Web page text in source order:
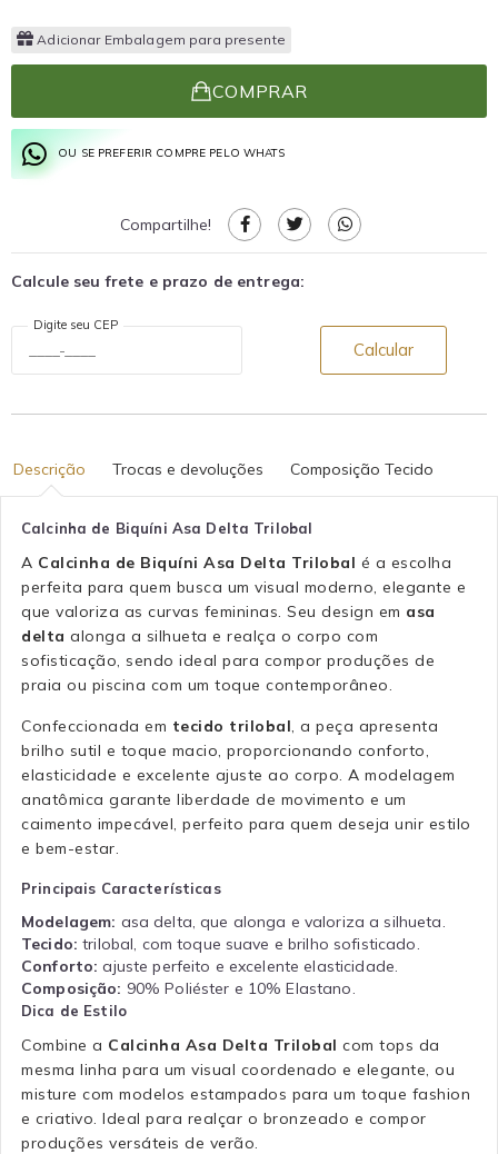
Adicionar Embalagem para presente
COMPRAR
OU SE PREFERIR COMPRE PELO WHATS
Compartilhe!
Calcule seu frete e prazo de entrega:
Digite seu CEP
Calcular
Descrição Trocas e devoluções Composição Tecido
Calcinha de Biquíni Asa Delta Trilobal
A Calcinha de Biquíni Asa Delta Trilobal é a escolha
perfeita para quem busca um visual moderno, elegante e
que valoriza as curvas femininas. Seu design em asa
delta alonga a silhueta e realça o corpo com
sofisticação, sendo ideal para compor produções de
praia ou piscina com um toque contemporâneo.
Confeccionada em tecido trilobal , a peça apresenta
brilho sutil e toque macio, proporcionando conforto,
elasticidade e excelente ajuste ao corpo. A modelagem
anatômica garante liberdade de movimento e um
caimento impecável, perfeito para quem deseja unir estilo
e bem-estar.
Principais Características
Modelagem: asa delta, que alonga e valoriza a silhueta.
Tecido: trilobal, com toque suave e brilho sofisticado.
Conforto: ajuste perfeito e excelente elasticidade.
Composição: 90% Poliéster e 10% Elastano.
Dica de Estilo
Combine a Calcinha Asa Delta Trilobal com tops da
mesma linha para um visual coordenado e elegante, ou
misture com modelos estampados para um toque fashion
e criativo. Ideal para realçar o bronzeado e compor
produções versáteis de verão.